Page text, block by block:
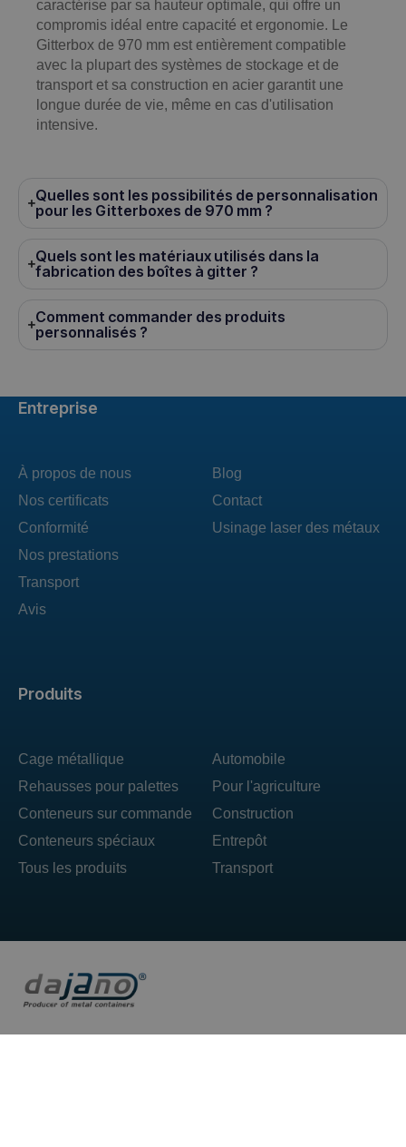
caractérise par sa hauteur optimale, qui offre un
compromis idéal entre capacité et ergonomie. Le
Gitterbox de 970 mm est entièrement compatible
avec la plupart des systèmes de stockage et de
transport et sa construction en acier garantit une
longue durée de vie, même en cas d'utilisation
intensive.
Quelles sont les possibilités de personnalisation
pour les Gitterboxes de 970 mm ?
Quels sont les matériaux utilisés dans la
fabrication des boîtes à gitter ?
Comment commander des produits
personnalisés ?
Produits
Cage métallique
Rehausses pour palettes
Conteneurs sur commande
Conteneurs spéciaux
Tous les produits
Automobile
Pour l'agriculture
Construction
Entrepôt
Transport
Entreprise
À propos de nous
Nos certificats
Conformité
Nos prestations
Transport
Avis
Blog
Contact
Usinage laser des métaux